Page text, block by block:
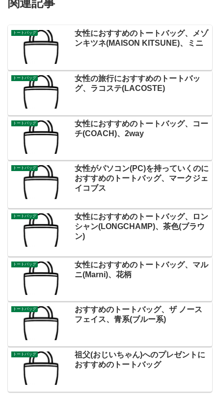
関連記事
トートバッグ
女性におすすめのトートバッグ、メゾ
ンキツネ(MAISON KITSUNE)、ミニ
トートバッグ
女性の旅行におすすめのトートバッ
グ、ラコステ(LACOSTE)
トートバッグ
女性におすすめのトートバッグ、コー
チ(COACH)、2way
トートバッグ
女性がパソコン(PC)を持っていくのに
おすすめのトートバッグ、マークジェ
イコブス
トートバッグ
女性におすすめのトートバッグ、ロン
シャン(LONGCHAMP)、茶色(ブラウ
ン)
トートバッグ
女性におすすめのトートバッグ、マル
ニ(Marni)、花柄
トートバッグ
おすすめのトートバッグ、ザ ノース
フェイス、青系(ブルー系)
トートバッグ
祖父(おじいちゃん)へのプレゼントに
おすすめのトートバッグ